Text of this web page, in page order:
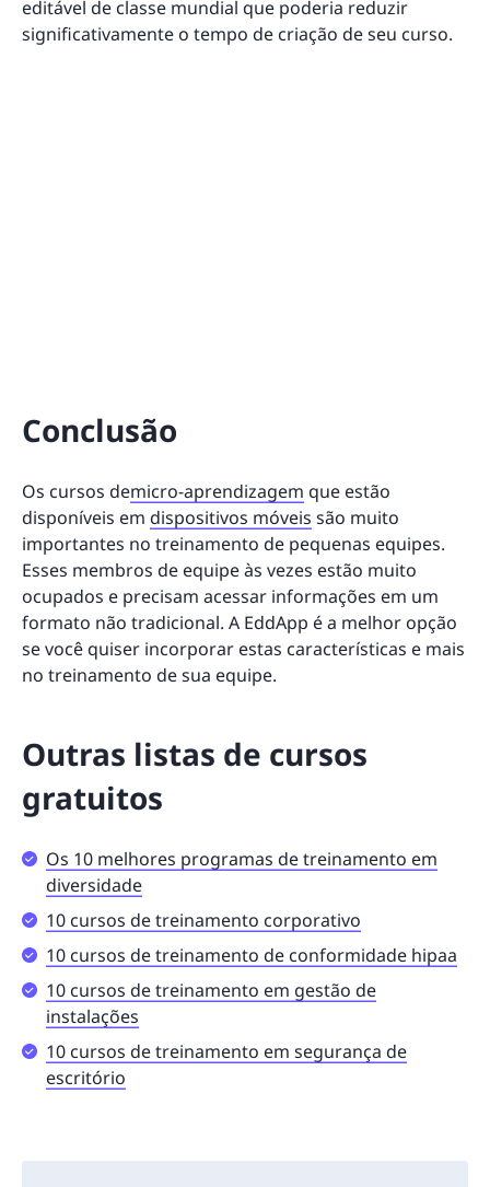
editável de classe mundial que poderia reduzir
significativamente o tempo de criação de seu curso.
Conclusão
Os cursos demicro-aprendizagem que estão
disponíveis em dispositivos móveis são muito
importantes no treinamento de pequenas equipes.
Esses membros de equipe às vezes estão muito
ocupados e precisam acessar informações em um
formato não tradicional. A EddApp é a melhor opção
se você quiser incorporar estas características e mais
no treinamento de sua equipe.
Outras listas de cursos
gratuitos
Os 10 melhores programas de treinamento em
diversidade
10 cursos de treinamento corporativo
10 cursos de treinamento de conformidade hipaa
10 cursos de treinamento em gestão de
instalações
10 cursos de treinamento em segurança de
escritório